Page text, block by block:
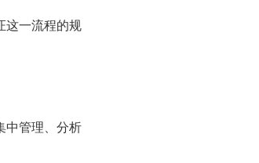
这一流程的规
中管理、分析